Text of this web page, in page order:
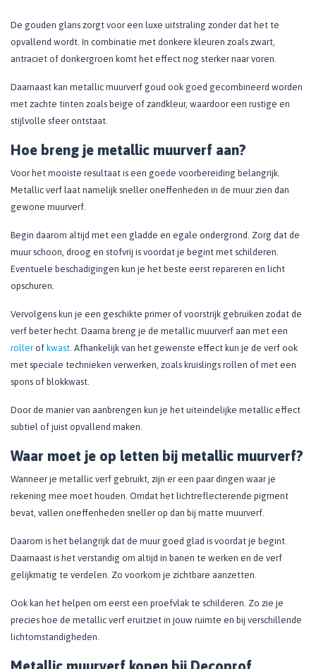
De gouden glans zorgt voor een luxe uitstraling zonder dat het te
opvallend wordt. In combinatie met donkere kleuren zoals zwart,
antraciet of donkergroen komt het effect nog sterker naar voren.
Daarnaast kan metallic muurverf goud ook goed gecombineerd worden
met zachte tinten zoals beige of zandkleur, waardoor een rustige en
stijlvolle sfeer ontstaat.
Hoe breng je metallic muurverf aan?
Voor het mooiste resultaat is een goede voorbereiding belangrijk.
Metallic verf laat namelijk sneller oneffenheden in de muur zien dan
gewone muurverf.
Begin daarom altijd met een gladde en egale ondergrond. Zorg dat de
muur schoon, droog en stofvrij is voordat je begint met schilderen.
Eventuele beschadigingen kun je het beste eerst repareren en licht
opschuren.
Vervolgens kun je een geschikte primer of voorstrijk gebruiken zodat de
verf beter hecht. Daarna breng je de metallic muurverf aan met een
rollerof kwast. Afhankelijk van het gewenste effect kun je de verf ook
met speciale technieken verwerken, zoals kruislings rollen of met een
spons of blokkwast.
Door de manier van aanbrengen kun je het uiteindelijke metallic effect
subtiel of juist opvallend maken.
Waar moet je op letten bij metallic muurverf?
Wanneer je metallic verf gebruikt, zijn er een paar dingen waar je
rekening mee moet houden. Omdat het lichtreflecterende pigment
bevat, vallen oneffenheden sneller op dan bij matte muurverf.
Daarom is het belangrijk dat de muur goed glad is voordat je begint.
Daarnaast is het verstandig om altijd in banen te werken en de verf
gelijkmatig te verdelen. Zo voorkom je zichtbare aanzetten.
Ook kan het helpen om eerst een proefvlak te schilderen. Zo zie je
precies hoe de metallic verf eruitziet in jouw ruimte en bij verschillende
lichtomstandigheden.